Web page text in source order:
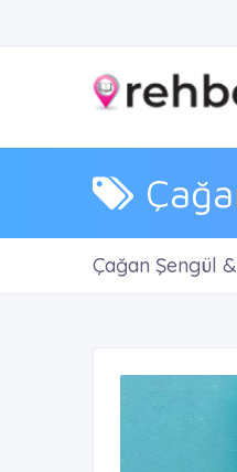
Çağan Şengül